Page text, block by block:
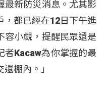
最新防災消息。尤其影
，都已經在12日下午進
容小覷，提醒民眾還是
者Kacaw為你掌握的最
棚內。」